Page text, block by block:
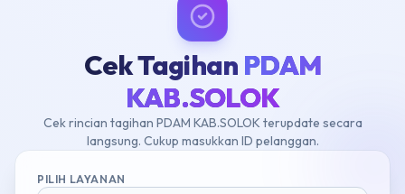
Cek Tagihan PDAM
KAB.SOLOK
Cek rincian tagihan PDAM KAB.SOLOK terupdate secara
langsung. Cukup masukkan ID pelanggan.
PILIH LAYANAN